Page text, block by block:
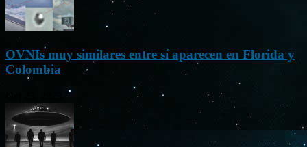
OVNIs muy similares entre sí aparecen en Florida y
Colombia